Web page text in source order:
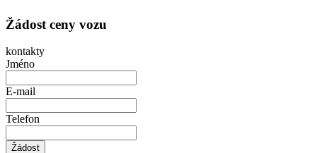
Žádost ceny vozu
kontakty
Jméno
E-mail
Telefon
Žádost